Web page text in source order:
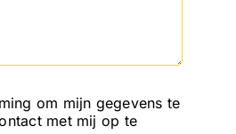
om mijn gegevens te
met mij op te